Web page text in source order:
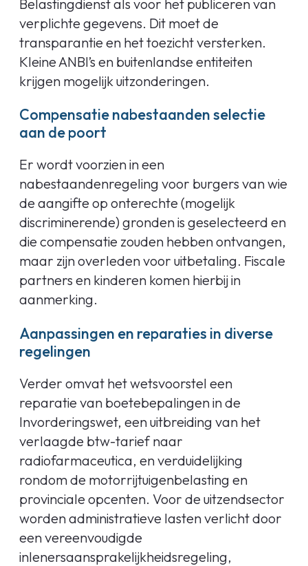
Belastingdienst als voor het publiceren van
verplichte gegevens. Dit moet de
transparantie en het toezicht versterken.
Kleine ANBI’s en buitenlandse entiteiten
krijgen mogelijk uitzonderingen.
Compensatie nabestaanden selectie
aan de poort
Er wordt voorzien in een
nabestaandenregeling voor burgers van wie
de aangifte op onterechte (mogelijk
discriminerende) gronden is geselecteerd en
die compensatie zouden hebben ontvangen,
maar zijn overleden voor uitbetaling. Fiscale
partners en kinderen komen hierbij in
aanmerking.
Aanpassingen en reparaties in diverse
regelingen
Verder omvat het wetsvoorstel een
reparatie van boetebepalingen in de
Invorderingswet, een uitbreiding van het
verlaagde btw-tarief naar
radiofarmaceutica, en verduidelijking
rondom de motorrijtuigenbelasting en
provinciale opcenten. Voor de uitzendsector
worden administratieve lasten verlicht door
een vereenvoudigde
inlenersaansprakelijkheidsregeling,